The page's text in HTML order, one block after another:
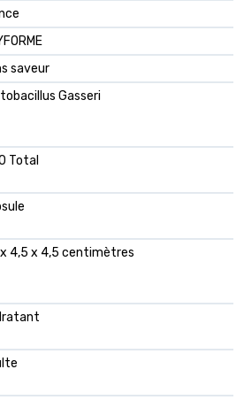
saveur
Gasseri
Total
4,5 x 4,5 centimètres